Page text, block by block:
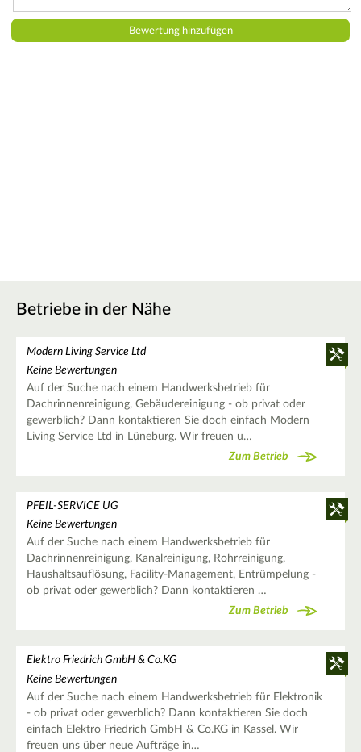
Betriebe in der Nähe
Modern Living Service Ltd
Keine Bewertungen
Auf der Suche nach einem Handwerksbetrieb für
Dachrinnenreinigung, Gebäudereinigung - ob privat oder
gewerblich? Dann kontaktieren Sie doch einfach Modern
Living Service Ltd in Lüneburg. Wir freuen u…
Zum Betrieb
PFEIL-SERVICE UG
Keine Bewertungen
Auf der Suche nach einem Handwerksbetrieb für
Dachrinnenreinigung, Kanalreinigung, Rohrreinigung,
Haushaltsauflösung, Facility-Management, Entrümpelung -
ob privat oder gewerblich? Dann kontaktieren …
Zum Betrieb
Elektro Friedrich GmbH & Co.KG
Keine Bewertungen
Auf der Suche nach einem Handwerksbetrieb für Elektronik
- ob privat oder gewerblich? Dann kontaktieren Sie doch
einfach Elektro Friedrich GmbH & Co.KG in Kassel. Wir
freuen uns über neue Aufträge in…